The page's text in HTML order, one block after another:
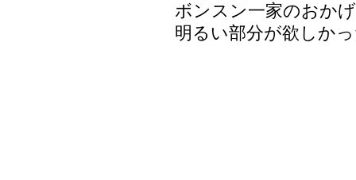
ボンスン一家のおか
明るい部分が欲しか